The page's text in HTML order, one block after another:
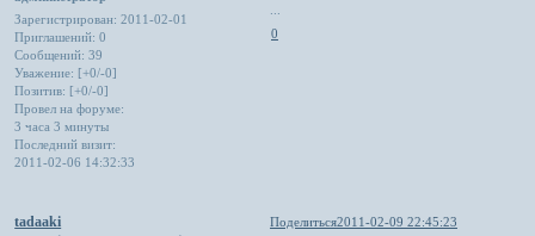
Зарегистрирован: 2011-02-01
Приглашений: 0
Сообщений: 39
Уважение: [+0/-0]
Позитив: [+0/-0]
Провел на форуме:
3 часа 3 минуты
Последний визит:
2011-02-06 14:32:33
0
Поделиться2011-02-09 22:45:23
tadaaki